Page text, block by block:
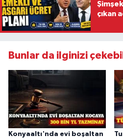
çıkan
Bunlar da ilginizi
Konyaaltı'nda evi boşaltan